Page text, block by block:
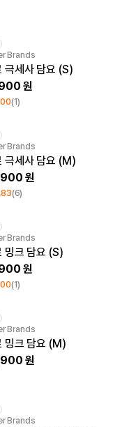
Brands
극세사 담요 (S)
(1)
Brands
극세사 담요 (M)
(6)
Brands
밍크 담요 (S)
(1)
Brands
밍크 담요 (M)
Brands